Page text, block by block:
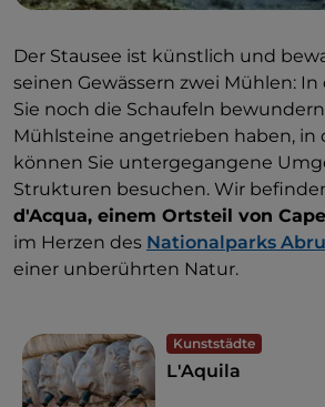
Der Stausee ist künstlich und
seinen Gewässern zwei Mühlen:
Sie noch die Schaufeln
Mühlsteine angetrieben haben, in
können Sie untergegangene
Strukturen besuchen. Wir
d'Acqua, einem Ortsteil von
im Herzen des Nationalparks
einer unberührten Natur.
Kunststädte
L'Aquila